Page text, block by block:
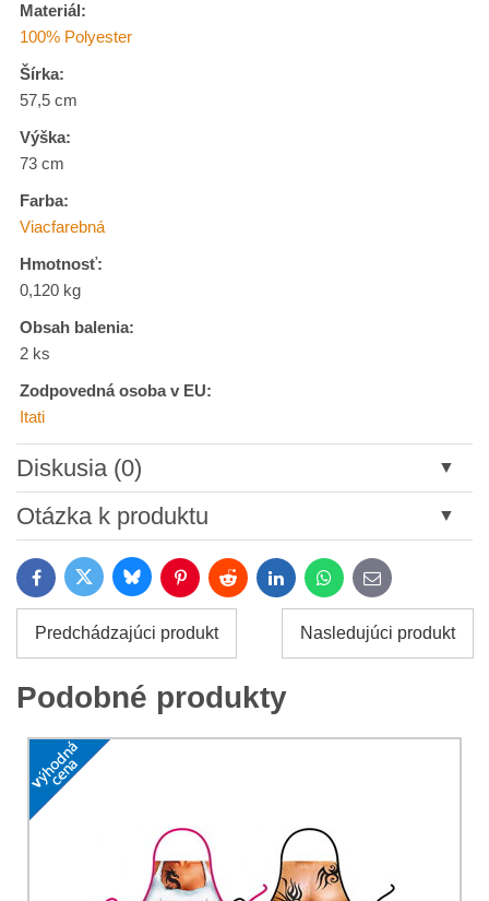
Materiál:
100% Polyester
Šírka:
57,5 cm
Výška:
73 cm
Farba:
Viacfarebná
Hmotnosť:
0,120 kg
Obsah balenia:
2 ks
Zodpovedná osoba v EU:
Itati
Diskusia (0)
Nový komentár
Názov:
Meno:*
Súhlasím so spracovaním osobných údajov za účelom
odoslania formulára. Oboznámil som sa s
Otázka k produktu
*
Váš e-mail:*
Vaša otázka k produktu:
FacebookTwitter BlueskyPinterestReddit LinkedInWhatsApp
E-
mail
Predchádzajúci produkt Nasledujúci produkt
Podobné produkty